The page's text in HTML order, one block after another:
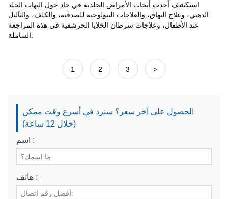
استكشف أحدث أبحاث الأمراض الجلدية في جاد حول التهاب الجلد
الدهني، وعلاج البهاق، والعلاجات البيولوجية للصدفية، والكلف، والثآليل
عند الأطفال، وعلاجات سرطان الخلايا الحرشفية في هذه المراجعة
الشاملة.
1 2 3 >
الحصول على آخر سعر؟ سنرد في أسرع وقت ممكن
(خلال 12 ساعة)
اسم :
هاتف :